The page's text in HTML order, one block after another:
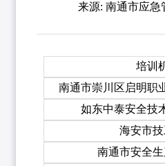
来源: 南通市应急
培训
南通市崇川区启明职
如东中泰安全技
海安市
南通市安全